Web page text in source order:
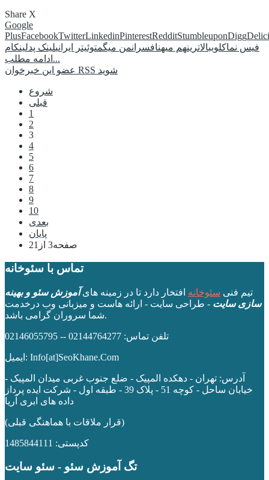
Share X
Google
PlusFacebookTwitterLinkedinPinterestRedditStumbleuponDigg
فیس نماکلوببالاترینهم میهنافسرانمن میگمتوئیتر ایرانیلینک پدلینکام
ادامه مطلب...
عضو این خبرخوان RSS شوید
شروع
قبلی
1
2
3
4
5
6
7
8
9
10
بعدی
پایان
صفحه3 از21
تماس با سئوخانه
تیم فنی سئوخانه افتخار دارد تا در زمینه هایآموزش سئو و بهینه
سازی سایت - طراحی سایت - ارائه هاست و میزبانی وب درخدمت
شما سروران گرامی باشد.
تلفن تماس: 02144764277 -- 02146055795
ایمیل: Info[at]SeoKhane.Com
آدرس: تهران - دهکده المپیک - ضلع جنوب غربی میدان المپیک -
خیابان ساحل - کوچه 51 - پلاک 39 - طبقه اول
- شرکت ایده پرداز
داده های ابری آریا
(قرار ملاقات با هماهنگی قبلی)
کدپستی: 1485844111
تگ آموزش سئو - سئو سایت